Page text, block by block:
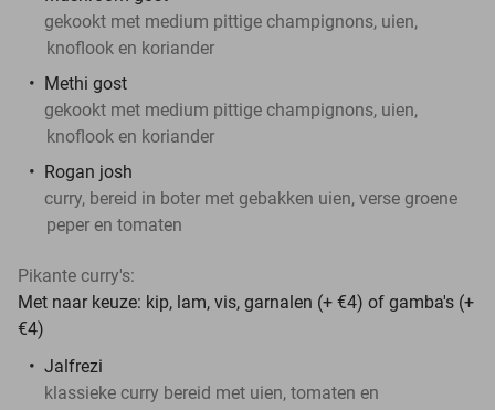
gekookt met medium pittige champignons, uien,
knoflook en koriander
Methi gost
gekookt met medium pittige champignons, uien,
knoflook en koriander
Rogan josh
curry, bereid in boter met gebakken uien, verse groene
peper en tomaten
Pikante curry's:
Met naar keuze: kip, lam, vis, garnalen (+ €4) of gamba's (+
€4)
Jalfrezi
klassieke curry bereid met uien, tomaten en